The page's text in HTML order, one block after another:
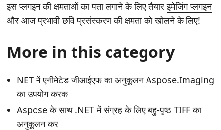
इस प्लगइन की क्षमताओं का पता लगाने के लिए तैयारइमेजिंग प्लगइन
और आज प्रभावी छवि प्रसंस्करण की क्षमता को खोलने के लिए!
More in this category
NET में एनीमेटेड जीआईएफ का अनुकूलन Aspose.Imaging
का उपयोग करक
Aspose के साथ .NET में संग्रह के लिए बहु-पृष्ठ TIFF का
अनुकूलन कर